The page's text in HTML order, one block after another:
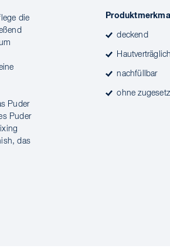
die
Puder
Puder
das
deckend
nachfüllbar
ohne